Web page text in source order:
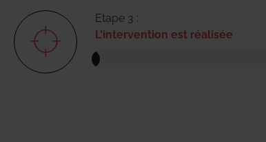
Etape 3 :
L'intervention est réalisée